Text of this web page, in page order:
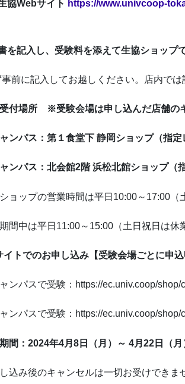
協Webサイト https://www.univcoop-
を記入し、受験料を添えて生協ショップ
前に記入してお越しください。店内では
付場所 ※受験会場は申し込んだ店舗のキ
ンパス：第１⾷堂下 静岡ショップ（指定
ンパス：北会館2階 浜松北館ショップ（
ョップの営業時間は平日10:00～17:00（
間中は平日11:00～15:00（土日祝日は休
トでのお申し込み【受験会場ごとに申込
ンパスで受験：https://ec.univ.coop/shop/
ンパスで受験：https://ec.univ.coop/shop/
間：2024年4月8日（月）～ 4月22日（月
込み後のキャンセルは一切お受けできま